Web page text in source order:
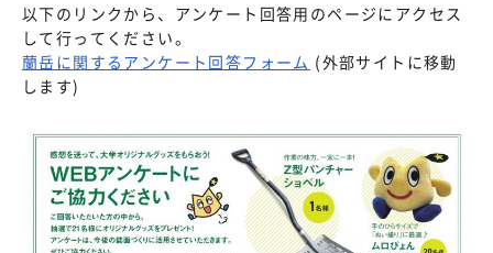
以下のリンクから、アンケート回答用のページにアクセス
して行ってください。
蘭岳に関するアンケート回答フォーム (外部サイトに移動
します)